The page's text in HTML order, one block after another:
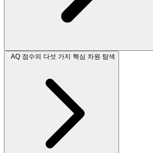
AQ 점수의 다섯 가지 핵심 차원 탐색